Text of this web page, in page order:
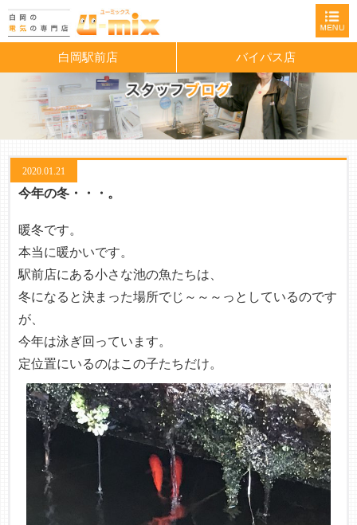
白岡駅前店 バイパス店
2020.01.21
今年の冬・・・。
暖冬です。
本当に暖かいです。
駅前店にある小さな池の魚たちは、
冬になると決まった場所でじ～～～っとしているのです
が、
今年は泳ぎ回っています。
定位置にいるのはこの子たちだけ。